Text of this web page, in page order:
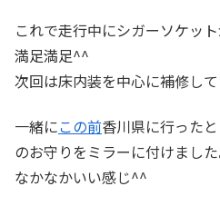
これで走行中にシガーソケッ
満足満足^^
次回は床内装を中心に補修して
一緒にこの前香川県に行った
のお守りをミラーに付けました
なかなかいい感じ^^